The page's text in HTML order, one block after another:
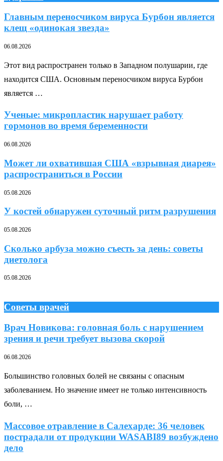
Главным переносчиком вируса Бурбон является
клещ «одинокая звезда»
06.08.2026
Этот вид распространен только в Западном полушарии, где
находится США. Основным переносчиком вируса Бурбон
является …
Ученые: микропластик нарушает работу
гормонов во время беременности
06.08.2026
Может ли охватившая США «взрывная диарея»
распространиться в России
05.08.2026
У костей обнаружен суточный ритм разрушения
05.08.2026
Сколько арбуза можно съесть за день: советы
диетолога
05.08.2026
Советы врачей
Врач Новикова: головная боль с нарушением
зрения и речи требует вызова скорой
06.08.2026
Большинство головных болей не связаны с опасным
заболеванием. Но значение имеет не только интенсивность
боли, …
Массовое отравление в Салехарде: 36 человек
пострадали от продукции WASABI89 возбуждено
дело